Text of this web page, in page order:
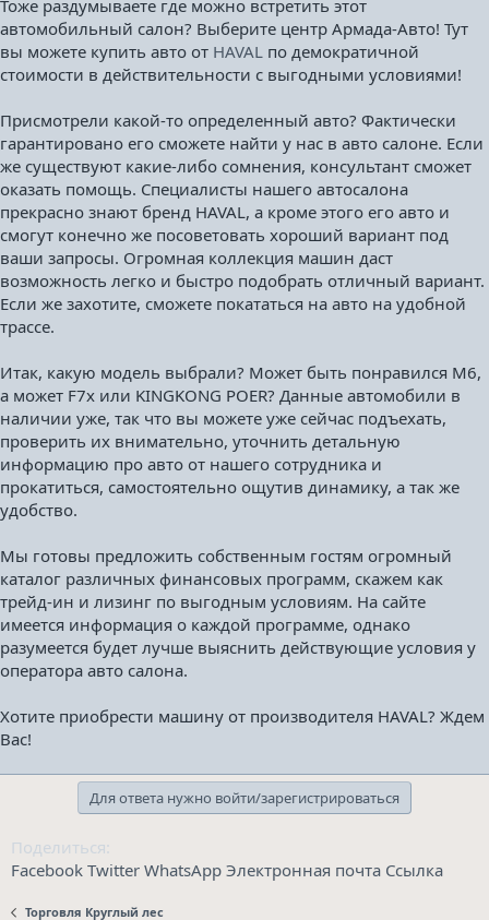
Тоже раздумываете где можно встретить этот
автомобильный салон? Выберите центр Армада-Авто! Тут
вы можете купить авто от HAVAL по демократичной
стоимости в действительности с выгодными условиями!
Присмотрели какой-то определенный авто? Фактически
гарантировано его сможете найти у нас в авто салоне. Если
же существуют какие-либо сомнения, консультант сможет
оказать помощь. Специалисты нашего автосалона
прекрасно знают бренд HAVAL, а кроме этого его авто и
смогут конечно же посоветовать хороший вариант под
ваши запросы. Огромная коллекция машин даст
возможность легко и быстро подобрать отличный вариант.
Если же захотите, сможете покататься на авто на удобной
трассе.
Итак, какую модель выбрали? Может быть понравился M6,
а может F7x или KINGKONG POER? Данные автомобили в
наличии уже, так что вы можете уже сейчас подъехать,
проверить их внимательно, уточнить детальную
информацию про авто от нашего сотрудника и
прокатиться, самостоятельно ощутив динамику, а так же
удобство.
Мы готовы предложить собственным гостям огромный
каталог различных финансовых программ, скажем как
трейд-ин и лизинг по выгодным условиям. На сайте
имеется информация о каждой программе, однако
разумеется будет лучше выяснить действующие условия у
оператора авто салона.
Хотите приобрести машину от производителя HAVAL? Ждем
Вас!
Для ответа нужно войти/зарегистрироваться
Поделиться:
Facebook Twitter WhatsApp Электронная почта Ссылка
Торговля Круглый лес